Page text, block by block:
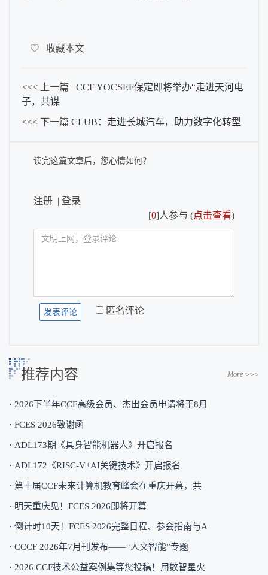
收藏本文
<<< 上一篇
CCF YOCSEF保定即将举办“走进天河电
子，共谋
<<< 下一篇 CLUB：走进长城汽车，助力数字化转型
读完这篇文章后，您心情如何？
注册 | 登录
[0]人参与 (点击查看)
匿名评论
推荐内容 More >>>
· 2026下半年CCF高级会员、杰出会员申请将于8月
· FCES 2026致谢函
· ADL173期《具身智能机器人》开启报名
· ADL172《RISC-V+AI关键技术》开启报名
· 第十届CCF未来计算机教育峰会在重庆开幕，共
· ​明天重庆见！FCES 2026即将开幕
· 倒计时10天！FCES 2026完整日程、参会指南与A
· CCCF 2026年7月刊发布——“人文智能”专题
· 2026 CCF技术公益案例集等您投稿！用数智星火